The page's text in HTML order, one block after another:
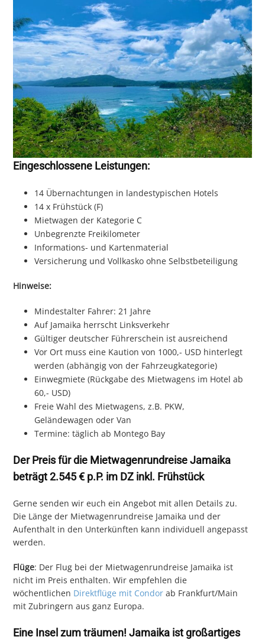
Eingeschlossene Leistungen:
14 Übernachtungen in landestypischen Hotels
14 x Frühstück (F)
Mietwagen der Kategorie C
Unbegrenzte Freikilometer
Informations- und Kartenmaterial
Versicherung und Vollkasko ohne Selbstbeteiligung
Hinweise:
Mindestalter Fahrer: 21 Jahre
Auf Jamaika herrscht Linksverkehr
Gültiger deutscher Führerschein ist ausreichend
Vor Ort muss eine Kaution von 1000,- USD hinterlegt
werden (abhängig von der Fahrzeugkategorie)
Einwegmiete (Rückgabe des Mietwagens im Hotel ab
60,- USD)
Freie Wahl des Mietwagens, z.B. PKW,
Geländewagen oder Van
Termine: täglich ab Montego Bay
Der Preis für die Mietwagenrundreise Jamaika
beträgt 2.545 € p.P. im DZ inkl. Frühstück
Gerne senden wir euch ein Angebot mit allen Details zu.
Die Länge der Mietwagenrundreise Jamaika und der
Aufenthalt in den Unterkünften kann individuell angepasst
werden.
Flüge: Der Flug bei der Mietwagenrundreise Jamaika ist
nicht im Preis enthalten. Wir empfehlen die
wöchentlichen Direktflüge mit Condor ab Frankfurt/Main
mit Zubringern aus ganz Europa.
Eine Insel zum träumen! Jamaika ist großartiges